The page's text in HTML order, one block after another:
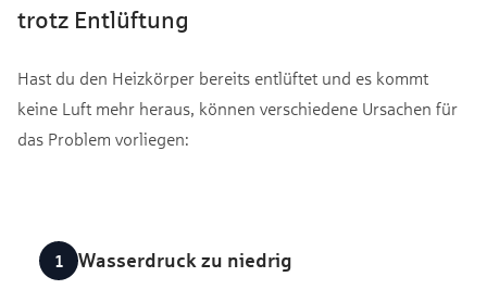
trotz Entlüftung
Hast du den Heizkörper bereits entlüftet und es kommt
keine Luft mehr heraus, können verschiedene Ursachen für
das Problem vorliegen:
Wasserdruck zu niedrig